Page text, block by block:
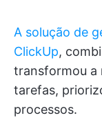
A solução de
ClickUp,
transformou a
tarefas,
processos.